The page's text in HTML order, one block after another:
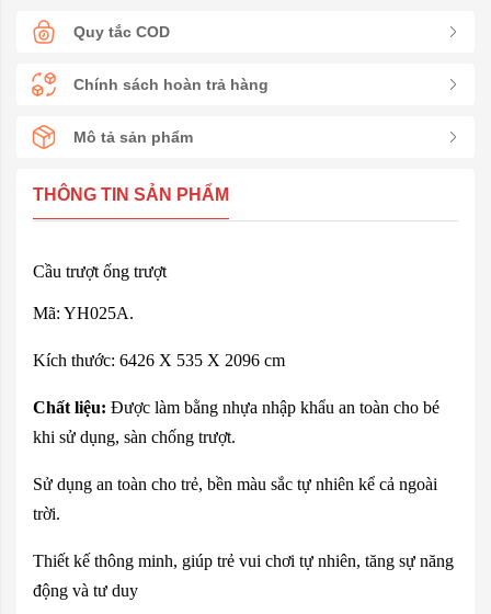
Quy tắc COD
Chính sách hoàn trả hàng
Mô tả sản phẩm
THÔNG TIN SẢN PHẨM
Cầu trượt ống trượt
Mã: YH025A.
Kích thước: 6426 X 535 X 2096 cm
Chất liệu: Được làm bằng nhựa nhập khẩu an toàn cho bé
khi sử dụng, sàn chống trượt.
Sử dụng an toàn cho trẻ, bền màu sắc tự nhiên kể cả ngoài
trời.
Thiết kế thông minh, giúp trẻ vui chơi tự nhiên, tăng sự năng
động và tư duy